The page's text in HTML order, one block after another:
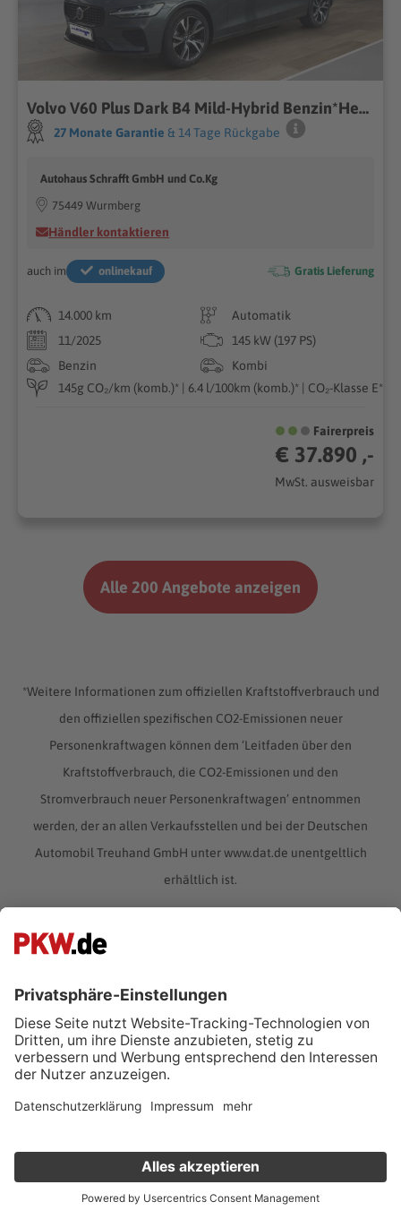
Volvo V60 Plus Dark B4 Mild-Hybrid Benzin*Head-Up*360 Kamera*Pano*
27 Monate Garantie & 14 Tage Rückgabe
Autohaus Schrafft GmbH und Co.Kg
75449 Wurmberg
Händler kontaktieren
auch im onlinekauf Gratis Lieferung
14.000 km
Automatik
11/2025
145 kW (197 PS)
Benzin
Kombi
145g CO₂/km (komb.)* | 6.4 l/100km (komb.)* | CO₂-Klasse E*
Fairerpreis
€ 37.890 ,-
MwSt. ausweisbar
Alle 200 Angebote anzeigen
*Weitere Informationen zum offiziellen Kraftstoffverbrauch und
den offiziellen spezifischen CO2-Emissionen neuer
Personenkraftwagen können dem ‘Leitfaden über den
Kraftstoffverbrauch, die CO2-Emissionen und den
Stromverbrauch neuer Personenkraftwagen’ entnommen
werden, der an allen Verkaufsstellen und bei der Deutschen
Automobil Treuhand GmbH unter www.dat.de unentgeltlich
erhältlich ist.
Volvo V60 – zuverlässiger Kombi in
der Mittelklasse
Der Volvo V60 ist eine Neuentwicklung des schwedischen
Autobauers ohne Vorgänger in dessen Modellgeschichte.
intelligente Sicherheitssysteme.
Verkauf deinen Gebrauchten online